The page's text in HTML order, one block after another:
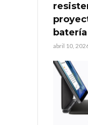
abril 10,